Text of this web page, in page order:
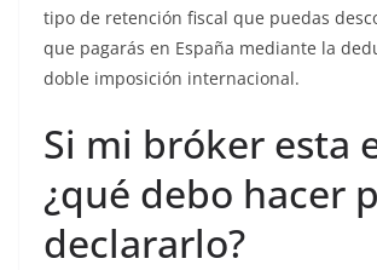
tipo de retención fiscal que puedas
que pagarás en España mediante la
doble imposición internacional.
Si mi bróker esta
¿qué debo hacer
declararlo?